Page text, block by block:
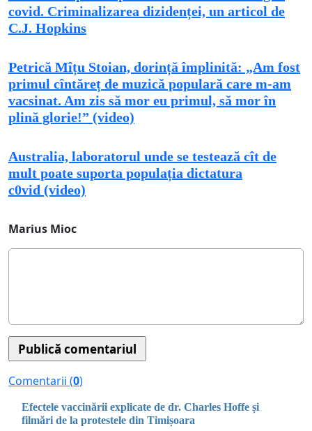
covid. Criminalizarea dizidenței, un articol de
C.J. Hopkins
Petrică Mîțu Stoian, dorință împlinită: „Am fost
primul cîntăreț de muzică populară care m-am
vaсsinat. Am zis să mor eu primul, să mor în
plină glorie!” (video)
Australia, laboratorul unde se testează cît de
mult poate suporta populația dictatura
c0vid (video)
Marius Mioc
Comentarii (0)
Efectele vaccinării explicate de dr. Charles Hoffe și
filmări de la protestele din Timișoara